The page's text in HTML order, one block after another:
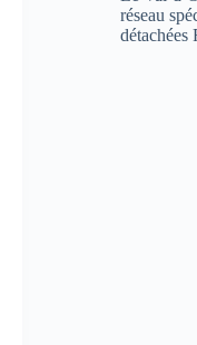
réseau
détachées